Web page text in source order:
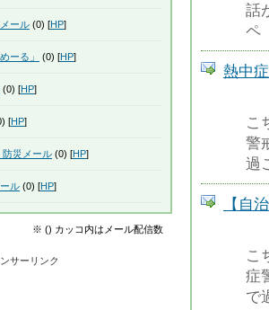
話
ペ
熱中
こ
警
過
【自
こ
症
で
ール (0) [HP]
ーる」 (0) [HP]
(0) [HP]
[HP]
防災メール (0) [HP]
ル (0) [HP]
※ () カッコ内はメール配信数
サーリンク